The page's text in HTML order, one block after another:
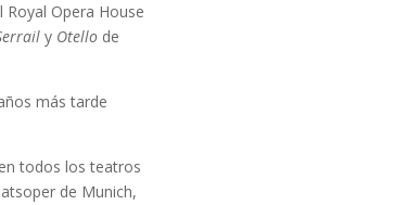
Royal Opera House
y Otello de
más tarde
todos los teatros
de Munich,